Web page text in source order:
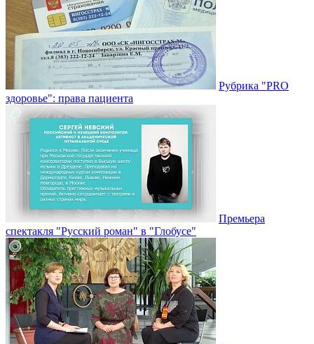
Рубрика "PRO
здоровье": права пациента
Премьера
спектакля "Русский роман" в "Глобусе"